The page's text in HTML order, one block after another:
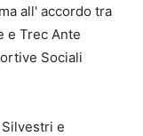
all' accordo tra
e Trec Ante
Sociali
e